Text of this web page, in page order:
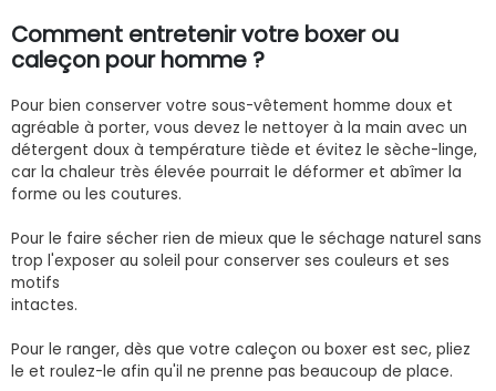
Comment entretenir votre boxer ou
caleçon pour homme ?
Pour bien conserver votre sous-vêtement homme doux et
agréable à porter, vous devez le nettoyer à la main avec un
détergent doux à température tiède et évitez le sèche-linge,
car la chaleur très élevée pourrait le déformer et abîmer la
forme ou les coutures.
Pour le faire sécher rien de mieux que le séchage naturel sans
trop l'exposer au soleil pour conserver ses couleurs et ses
motifs
intactes.
Pour le ranger, dès que votre caleçon ou boxer est sec, pliez
le et roulez-le afin qu'il ne prenne pas beaucoup de place.